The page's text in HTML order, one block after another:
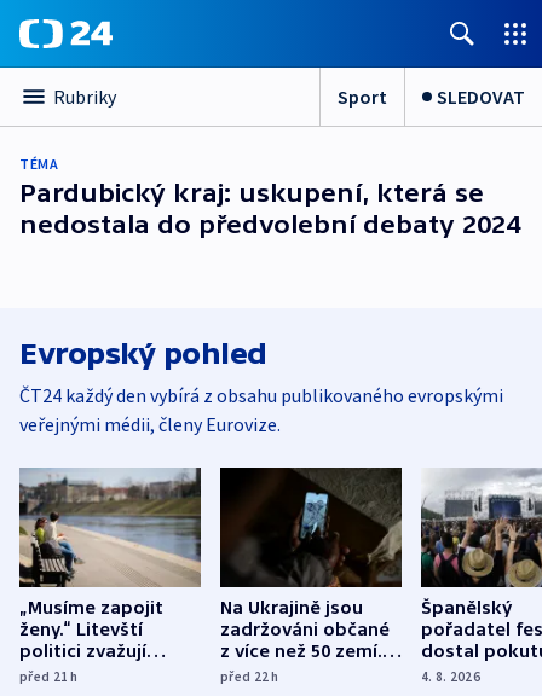
Rubriky Sport SLEDOVAT
TÉMA
Pardubický kraj: uskupení, která se
nedostala do předvolební debaty 2024
Evropský pohled
ČT24 každý den vybírá z obsahu publikovaného evropskými
veřejnými médii, členy Eurovize.
„Musíme zapojit
ženy.“ Litevští
politici zvažují
dohodu o
před 21h
Na Ukrajině jsou
zadržováni občané
z více než 50 zemí.
Bojovali na straně
před 22h
Španělský
pořadatel
dostal
nekalé
4. 8. 2026